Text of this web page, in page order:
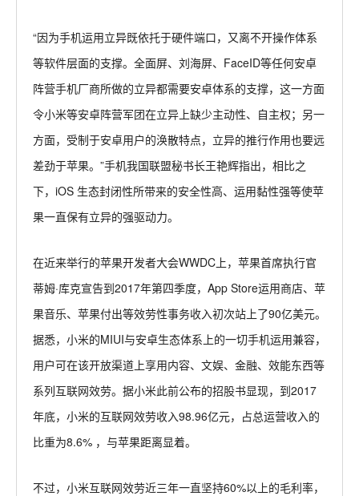
“因为手机运用立异既依托于硬件端口，又离不开操作体系
等软件层面的支撑。全面屏、刘海屏、FaceID等任何安卓
阵营手机厂商所做的立异都需要安卓体系的支撑，这一方面
令小米等安卓阵营军团在立异上缺少主动性、自主权；另一
方面，受制于安卓用户的涣散特点，立异的推行作用也要远
差劲于苹果。”手机我国联盟秘书长王艳辉指出，相比之
下，iOS 生态封闭性所带来的安全性高、运用黏性强等使苹
果一直保有立异的强驱动力。
在近来举行的苹果开发者大会WWDC上，苹果首席执行官
蒂姆·库克宣告到2017年第四季度，App Store运用商店、苹
果音乐、苹果付出等效劳性事务收入初次站上了90亿美元。
据悉，小米的MIUI与安卓生态体系上的一切手机运用兼容，
用户可在该开放渠道上享用内容、文娱、金融、效能东西等
系列互联网效劳。据小米此前公布的招股书显现，到2017
年底，小米的互联网效劳收入98.96亿元，占总运营收入的
比重为8.6% ，与苹果距离显着。
不过，小米互联网效劳近三年一直坚持60%以上的毛利率，